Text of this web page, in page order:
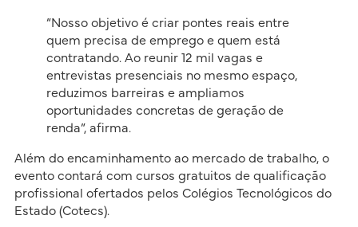
“Nosso objetivo é criar pontes reais entre
quem precisa de emprego e quem está
contratando. Ao reunir 12 mil vagas e
entrevistas presenciais no mesmo espaço,
reduzimos barreiras e ampliamos
oportunidades concretas de geração de
renda”, afirma.
Além do encaminhamento ao mercado de trabalho, o
evento contará com cursos gratuitos de qualificação
profissional ofertados pelos Colégios Tecnológicos do
Estado (Cotecs).